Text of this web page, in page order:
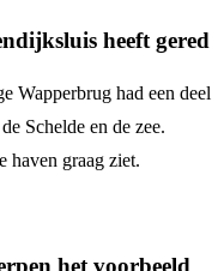
heeft gered
Wapperbrug had een deel
Schelde en de zee.
haven graag ziet.
het voorbeeld